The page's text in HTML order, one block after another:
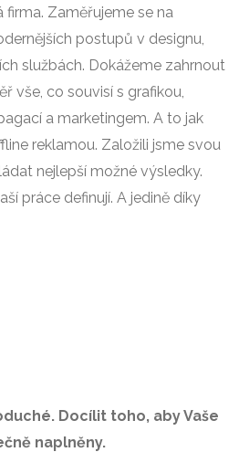
Zaměřujeme se na
postupů v designu,
službách. Dokážeme zahrnout
vše, co souvisí s grafikou,
a marketingem. A to jak
reklamou. Založili jsme svou
nejlepší možné výsledky.
práce definují. A jedině díky
Docílit toho, aby Vaše
naplněny.